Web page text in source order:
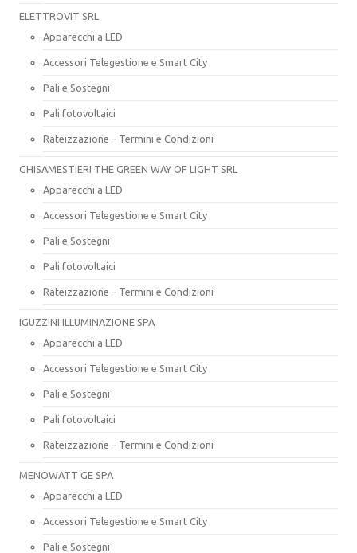
ELETTROVIT SRL
Apparecchi a LED
Accessori Telegestione e Smart City
Pali e Sostegni
Pali fotovoltaici
Rateizzazione – Termini e Condizioni
GHISAMESTIERI THE GREEN WAY OF LIGHT SRL
Apparecchi a LED
Accessori Telegestione e Smart City
Pali e Sostegni
Pali fotovoltaici
Rateizzazione – Termini e Condizioni
IGUZZINI ILLUMINAZIONE SPA
Apparecchi a LED
Accessori Telegestione e Smart City
Pali e Sostegni
Pali fotovoltaici
Rateizzazione – Termini e Condizioni
MENOWATT GE SPA
Apparecchi a LED
Accessori Telegestione e Smart City
Pali e Sostegni